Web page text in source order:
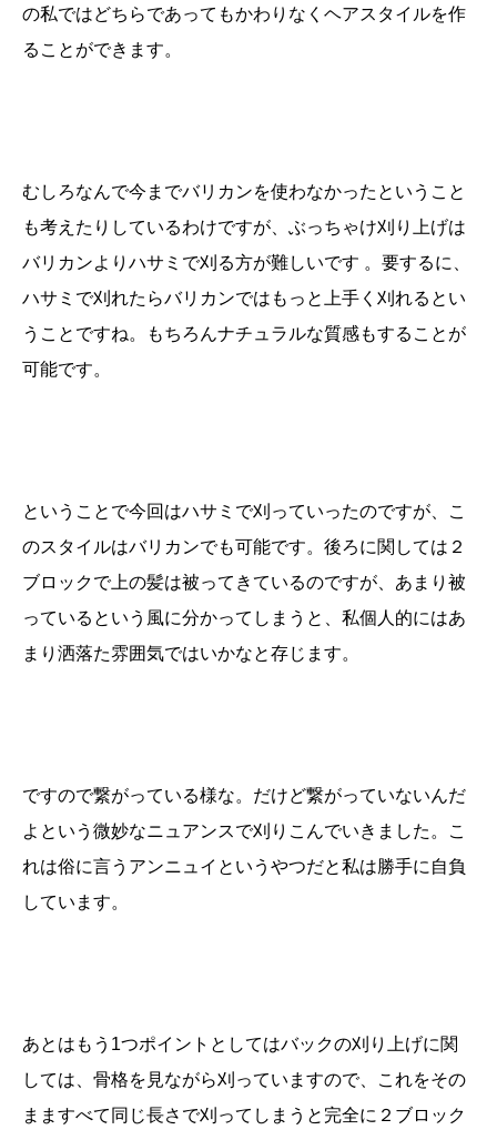
の私ではどちらであってもかわりなくヘアスタイルを作
ることができます。
むしろなんで今までバリカンを使わなかったということ
も考えたりしているわけですが、ぶっちゃけ刈り上げは
バリカンよりハサミで刈る方が難しいです 。要するに、
ハサミで刈れたらバリカンではもっと上手く刈れるとい
うことですね。もちろんナチュラルな質感もすることが
可能です。
ということで今回はハサミで刈っていったのですが、こ
のスタイルはバリカンでも可能です。後ろに関しては２
ブロックで上の髪は被ってきているのですが、あまり被
っているという風に分かってしまうと、私個人的にはあ
まり洒落た雰囲気ではいかなと存じます。
ですので繋がっている様な。だけど繋がっていないんだ
よという微妙なニュアンスで刈りこんでいきました。こ
れは俗に言うアンニュイというやつだと私は勝手に自負
しています。
あとはもう1つポイントとしてはバックの刈り上げに関
しては、骨格を見ながら刈っていますので、これをその
まますべて同じ長さで刈ってしまうと完全に２ブロック